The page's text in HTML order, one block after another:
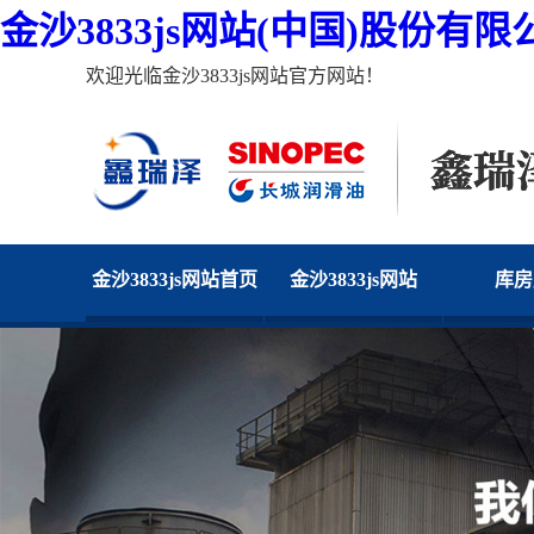
金沙3833js网站(中国)股份有限
欢迎光临金沙3833js网站官方网站！
金沙3833js网站首页 金沙3833js网站 库